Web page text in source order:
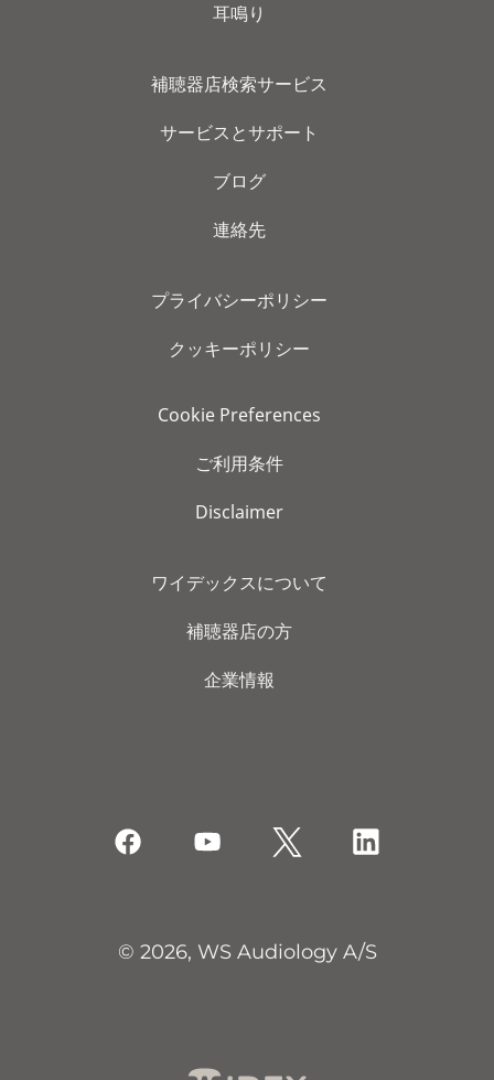
耳鳴り
補聴器店検索サービス
サービスとサポート
ブログ
連絡先
プライバシーポリシー
クッキーポリシー
Cookie Preferences
ご利用条件
Disclaimer
ワイデックスについて
補聴器店の方
企業情報
© 2026, WS Audiology A/S